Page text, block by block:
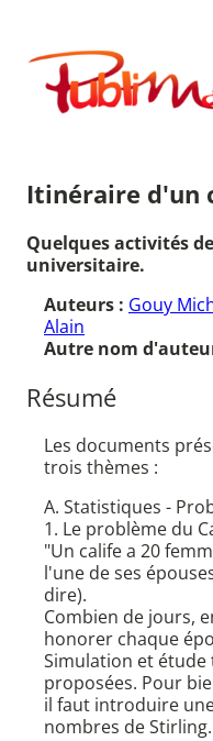
contenu
Publimath
Itinéraire d'un
Quelques activités
universitaire.
Auteurs : Gouy
Alain
Autre nom
Résumé
Les documents
trois thèmes :
A. Statistiques -
1. Le problème du
"Un calife a 20
l'une de ses
dire).
Combien de jours,
honorer chaque
Simulation et
proposées. Pour
il faut introduire
nombres de Stirling.